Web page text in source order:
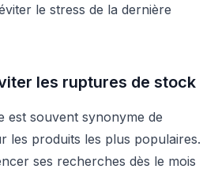
le stress de la dernière
les ruptures de stock
est souvent synonyme de
les produits les plus populaires.
ses recherches dès le mois